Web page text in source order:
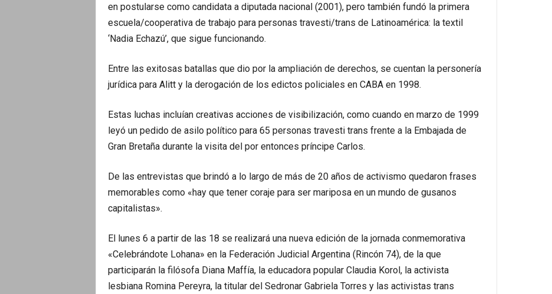
en postularse como candidata a diputada nacional (2001), pero también fundó la primera
escuela/cooperativa de trabajo para personas travesti/trans de Latinoamérica: la textil
‘Nadia Echazú’, que sigue funcionando.
Entre las exitosas batallas que dio por la ampliación de derechos, se cuentan la personería
jurídica para Alitt y la derogación de los edictos policiales en CABA en 1998.
Estas luchas incluían creativas acciones de visibilización, como cuando en marzo de 1999
leyó un pedido de asilo político para 65 personas travesti trans frente a la Embajada de
Gran Bretaña durante la visita del por entonces príncipe Carlos.
De las entrevistas que brindó a lo largo de más de 20 años de activismo quedaron frases
memorables como «hay que tener coraje para ser mariposa en un mundo de gusanos
capitalistas».book
lo
más
profundo
por
El lunes 6 a partir de las 18 se realizará una nueva edición de la jornada conmemorativa
«Celebrándote Lohana» en la Federación Judicial Argentina (Rincón 74), de la que
participarán la filósofa Diana Maffía, la educadora popular Claudia Korol, la activista
lesbiana Romina Pereyra, la titular del Sedronar Gabriela Torres y las activistas trans